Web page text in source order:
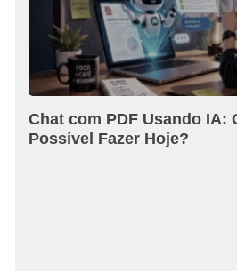
Chat com PDF Usando IA:
Possível Fazer Hoje?